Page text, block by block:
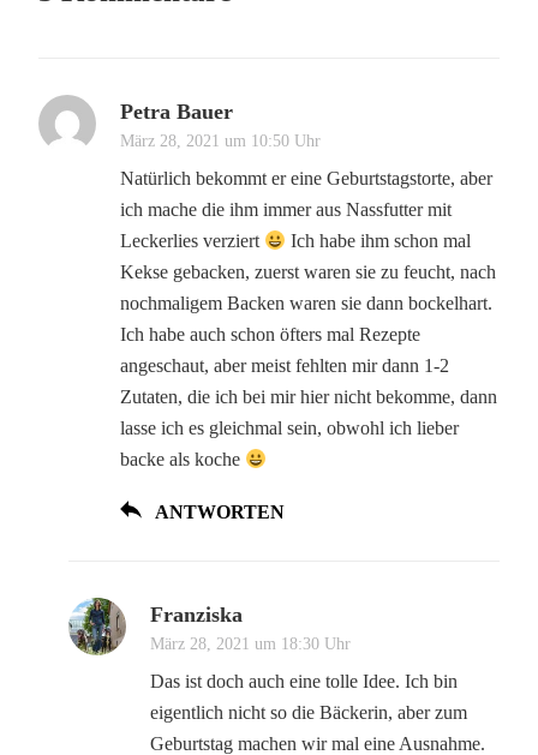
Petra Bauer
März 28, 2021 um 10:50 Uhr
Natürlich bekommt er eine Geburtstagstorte, aber
ich mache die ihm immer aus Nassfutter mit
Leckerlies verziert
Ich habe ihm schon mal
Kekse gebacken, zuerst waren sie zu feucht, nach
nochmaligem Backen waren sie dann bockelhart.
Ich habe auch schon öfters mal Rezepte
angeschaut, aber meist fehlten mir dann 1-2
Zutaten, die ich bei mir hier nicht bekomme, dann
lasse ich es gleichmal sein, obwohl ich lieber
backe als koche
ANTWORTEN
Franziska
März 28, 2021 um 18:30 Uhr
Das ist doch auch eine tolle Idee. Ich bin
eigentlich nicht so die Bäckerin, aber zum
Geburtstag machen wir mal eine Ausnahme.